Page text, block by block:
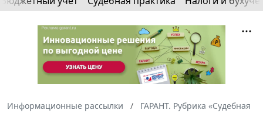
Информационные рассылки
ГАРАНТ. Рубрика «Судебная